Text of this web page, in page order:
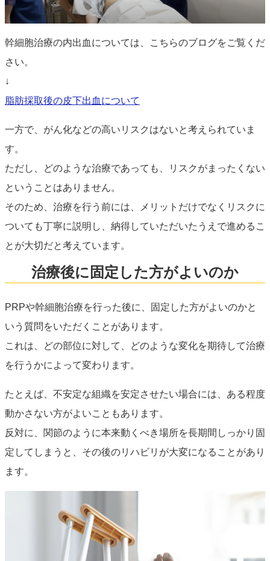
幹細胞治療の内出血については、こちらのブログをご覧くだ
さい。
↓
脂肪採取後の皮下出血について
一方で、がん化などの高いリスクはないと考えられていま
す。
ただし、どのような治療であっても、リスクがまったくない
ということはありません。
そのため、治療を行う前には、メリットだけでなくリスクに
ついても丁寧に説明し、納得していただいたうえで進めるこ
とが大切だと考えています。
治療後に固定した方がよいのか
PRPや幹細胞治療を行った後に、固定した方がよいのかと
いう質問をいただくことがあります。
これは、どの部位に対して、どのような変化を期待して治療
を行うかによって変わります。
たとえば、不安定な組織を安定させたい場合には、ある程度
動かさない方がよいこともあります。
反対に、関節のように本来動くべき場所を長期間しっかり固
定してしまうと、その後のリハビリが大変になることがあり
ます。